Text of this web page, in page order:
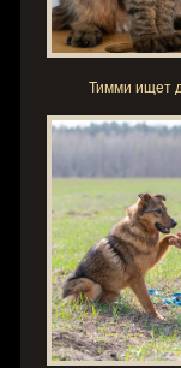
Тимми ищет